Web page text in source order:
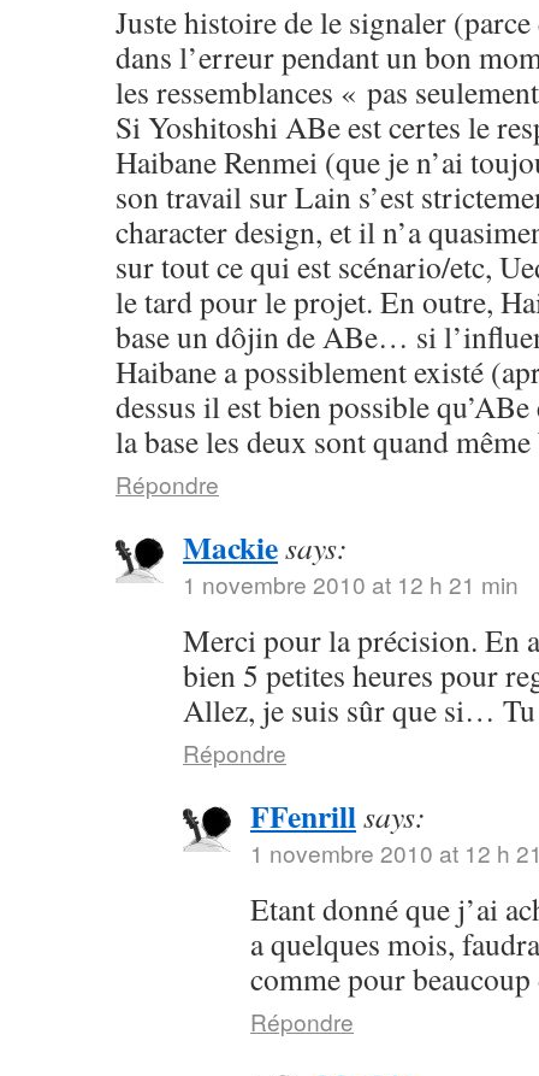
Juste histoire de le signaler
dans l’erreur pendant un bon
les ressemblances « pas
Si Yoshitoshi ABe est certes le
Haibane Renmei (que je n’ai
son travail sur Lain s’est
character design, et il n’a
sur tout ce qui est scénario/etc,
le tard pour le projet. En outre,
base un dôjin de ABe… si
Haibane a possiblement existé
dessus il est bien possible
la base les deux sont quand
Répondre
Mackiesays:
1 novembre 2010 at 12 h 21 min
Merci pour la précision. En
bien 5 petites heures pour
Allez, je suis sûr que si… Tu
Répondre
FFenrillsays:
1 novembre 2010 at 12 h
Etant donné que j’ai
a quelques mois,
comme pour beaucoup
Répondre